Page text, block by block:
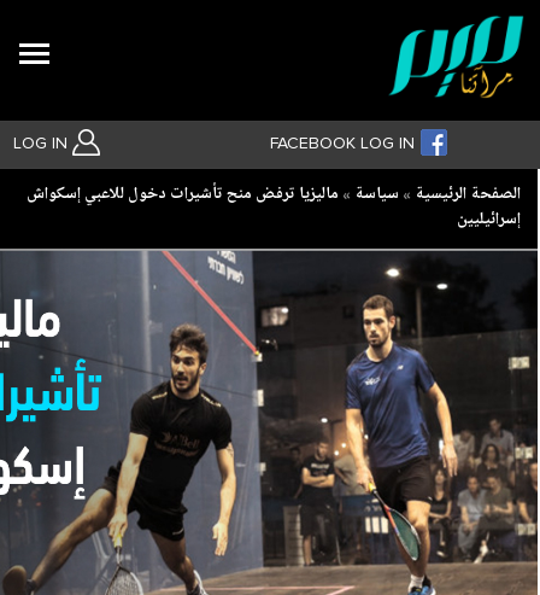
LOG IN FACEBOOK LOG IN
Breadcrumb
الصفحة الرئيسية سياسة
ماليزيا ترفض منح تأشيرات دخول للاعبي إسكواش
إسرائيليين